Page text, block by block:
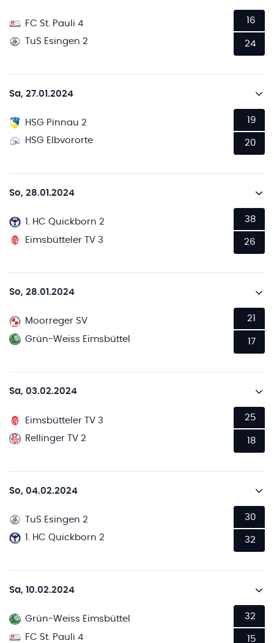
FC St. Pauli 4
TuS Esingen 2
16
24
Sa, 27.01.2024
HSG Pinnau 2
HSG Elbvororte
19
20
So, 28.01.2024
1. HC Quickborn 2
Eimsbütteler TV 3
38
26
So, 28.01.2024
Moorreger SV
Grün-Weiss Eimsbüttel
21
17
Sa, 03.02.2024
Eimsbütteler TV 3
Rellinger TV 2
25
18
So, 04.02.2024
TuS Esingen 2
1. HC Quickborn 2
30
32
Sa, 10.02.2024
Grün-Weiss Eimsbüttel
FC St. Pauli 4
32
15